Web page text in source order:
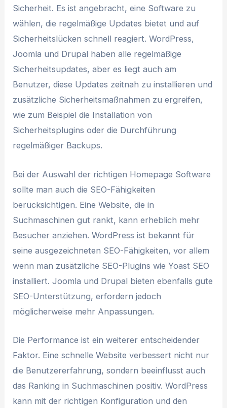
Sicherheit. Es ist angebracht, eine Software zu
wählen, die regelmäßige Updates bietet und auf
Sicherheitslücken schnell reagiert. WordPress,
Joomla und Drupal haben alle regelmäßige
Sicherheitsupdates, aber es liegt auch am
Benutzer, diese Updates zeitnah zu installieren und
zusätzliche Sicherheitsmaßnahmen zu ergreifen,
wie zum Beispiel die Installation von
Sicherheitsplugins oder die Durchführung
regelmäßiger Backups.
Bei der Auswahl der richtigen Homepage Software
sollte man auch die SEO-Fähigkeiten
berücksichtigen. Eine Website, die in
Suchmaschinen gut rankt, kann erheblich mehr
Besucher anziehen. WordPress ist bekannt für
seine ausgezeichneten SEO-Fähigkeiten, vor allem
wenn man zusätzliche SEO-Plugins wie Yoast SEO
installiert. Joomla und Drupal bieten ebenfalls gute
SEO-Unterstützung, erfordern jedoch
möglicherweise mehr Anpassungen.
Die Performance ist ein weiterer entscheidender
Faktor. Eine schnelle Website verbessert nicht nur
die Benutzererfahrung, sondern beeinflusst auch
das Ranking in Suchmaschinen positiv. WordPress
kann mit der richtigen Konfiguration und den